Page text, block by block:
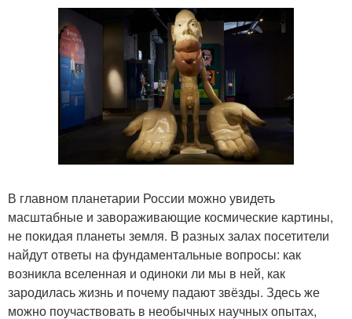
В главном планетарии России можно увидеть
масштабные и завораживающие космические картины,
не покидая планеты земля. В разных залах посетители
найдут ответы на фундаментальные вопросы: как
возникла вселенная и одиноки ли мы в ней, как
зародилась жизнь и почему падают звёзды. Здесь же
можно поучаствовать в необычных научных опытах,